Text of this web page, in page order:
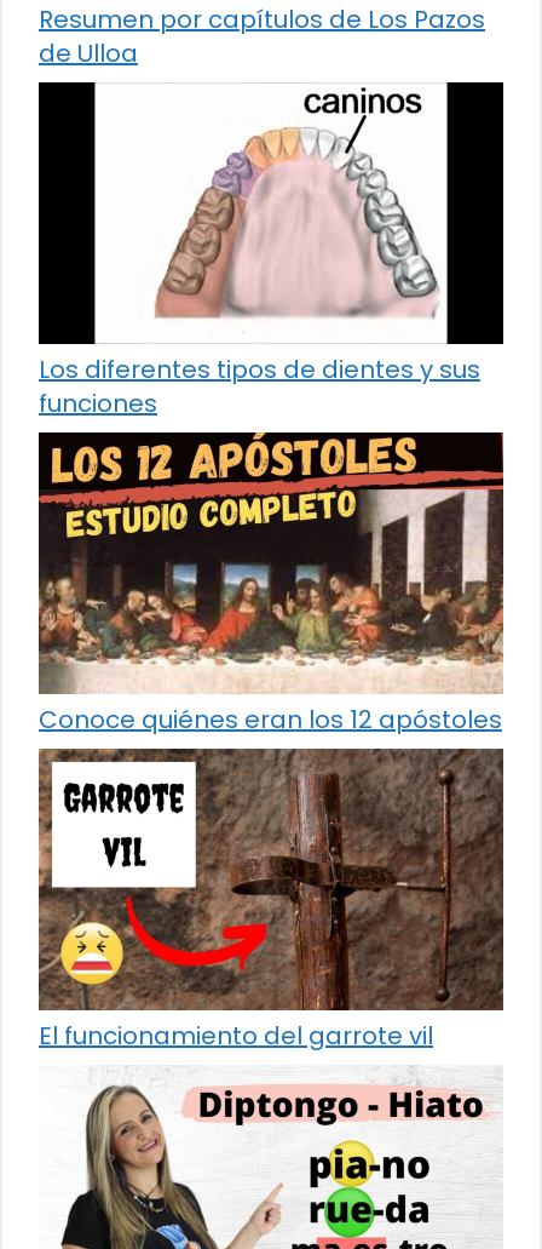
Resumen por capítulos de Los Pazos
de Ulloa
Los diferentes tipos de dientes y sus
funciones
Conoce quiénes eran los 12 apóstoles
El funcionamiento del garrote vil